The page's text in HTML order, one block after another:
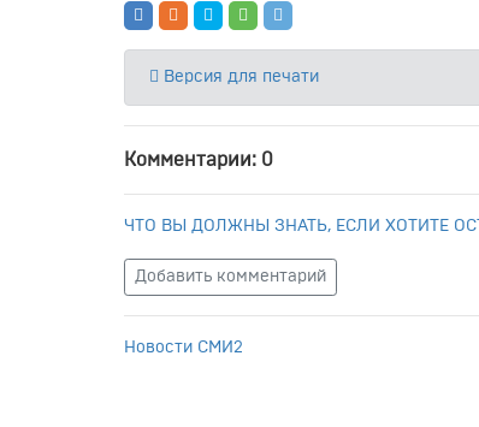
Версия для печати
Комментарии: 0
ЧТО ВЫ ДОЛЖНЫ ЗНАТЬ, ЕСЛИ ХОТИТЕ
Добавить комментарий
Новости СМИ2